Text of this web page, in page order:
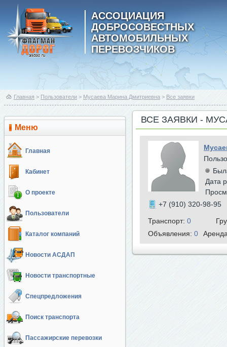
АССОЦИАЦИЯ
ДОБРОСОВЕСТНЫХ
АВТОМОБИЛЬНЫХ
ПЕРЕВОЗЧИКОВ
Главная > Пользователи > Мусаева Марина Дмитриевна > Все заявки
Меню
Главная
Кабинет
О проекте
Пользователи
Каталог компаний
Новости АСДАП
Новости транспортные
Спецпредложения
Поиск транспорта
Пассажирские перевозки
ВСЕ ЗАЯВКИ -
Дата
+7 (910) 320-98-95
Транспорт: 0
Объявления: 0